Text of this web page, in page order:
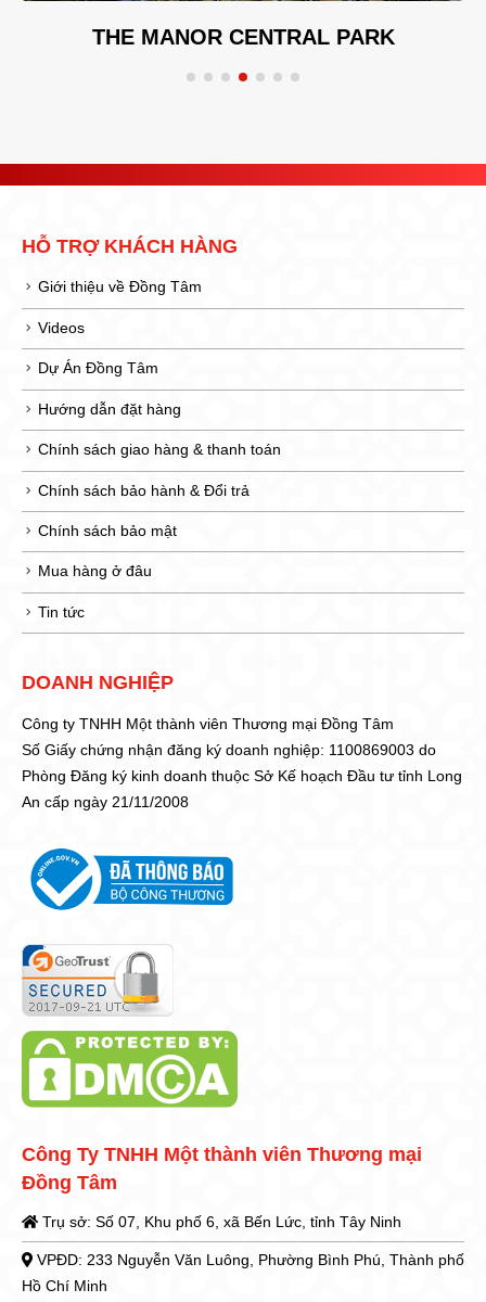
THE MANOR CENTRAL PARK
HỖ TRỢ KHÁCH HÀNG
Giới thiệu về Đồng Tâm
Videos
Dự Án Đồng Tâm
Hướng dẫn đặt hàng
Chính sách giao hàng & thanh toán
Chính sách bảo hành & Đổi trả
Chính sách bảo mật
Mua hàng ở đâu
Tin tức
DOANH NGHIỆP
Công ty TNHH Một thành viên Thương mại Đồng Tâm
Số Giấy chứng nhận đăng ký doanh nghiệp: 1100869003 do
Phòng Đăng ký kinh doanh thuộc Sở Kế hoạch Đầu tư tỉnh Long
An cấp ngày 21/11/2008
Công Ty TNHH Một thành viên Thương mại
Đồng Tâm
Trụ sở: Số 07, Khu phố 6, xã Bến Lức, tỉnh Tây Ninh
VPĐD: 233 Nguyễn Văn Luông, Phường Bình Phú, Thành phố
Hồ Chí Minh